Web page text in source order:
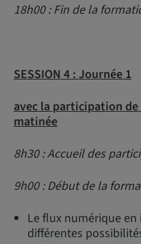
18h00 : Fin de la
SESSION 4 :Journée 1
avec la participation
matinée
8h30 : Accueil des
9h00 : Début de la
Le flux numérique
différentes